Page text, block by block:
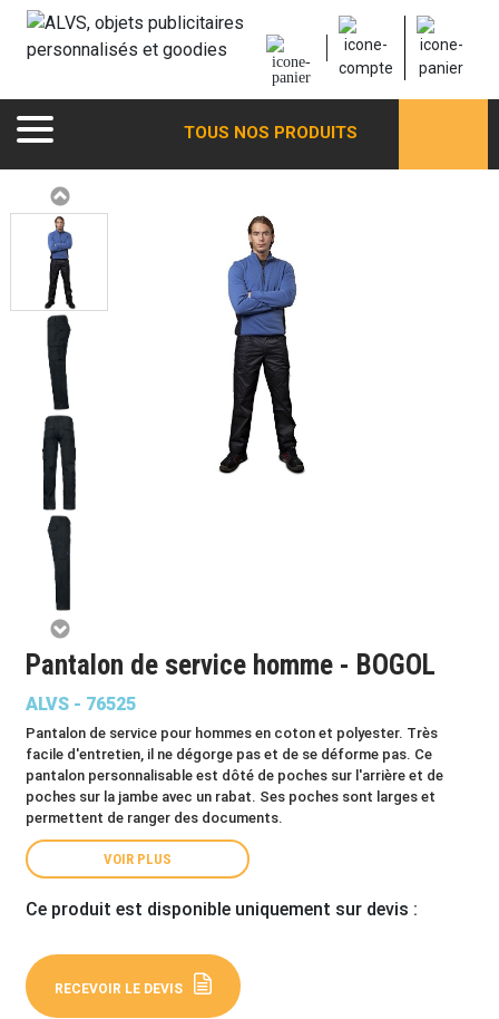
TOUS NOS PRODUITS
Pantalon de service homme - BOGOL
ALVS - 76525
Pantalon de service pour hommes en coton et polyester. Très
facile d'entretien, il ne dégorge pas et de se déforme pas. Ce
pantalon personnalisable est dôté de poches sur l'arrière et de
poches sur la jambe avec un rabat. Ses poches sont larges et
permettent de ranger des documents.
VOIR PLUS
Ce produit est disponible uniquement sur devis :
RECEVOIR LE DEVIS